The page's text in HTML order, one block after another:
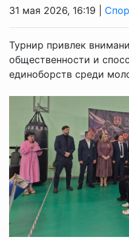
31 мая 2026, 16:19 |
Турнир привлек
общественности и
единоборств среди